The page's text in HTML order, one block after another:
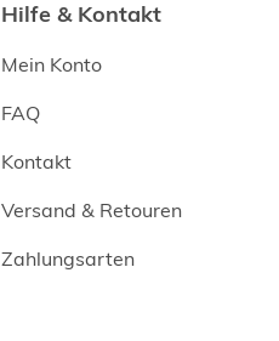
Hilfe & Kontakt
Mein Konto
FAQ
Kontakt
Versand & Retouren
Zahlungsarten